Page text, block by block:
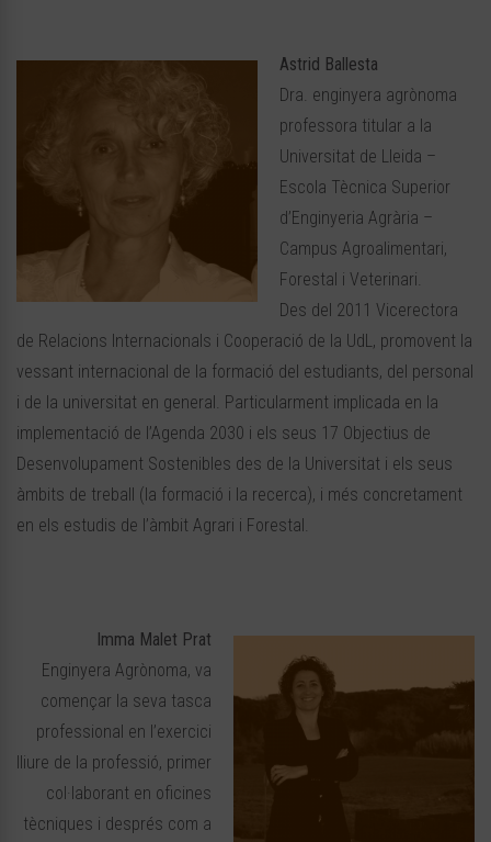
Astrid Ballesta
Dra. enginyera agrònoma
professora titular a la
Universitat de Lleida –
Escola Tècnica Superior
d’Enginyeria Agrària –
Campus Agroalimentari,
Forestal i Veterinari.
Des del 2011 Vicerectora
de Relacions Internacionals i Cooperació de la UdL, promovent la
vessant internacional de la formació del estudiants, del personal
i de la universitat en general. Particularment implicada en la
implementació de l’Agenda 2030 i els seus 17 Objectius de
Desenvolupament Sostenibles des de la Universitat i els seus
àmbits de treball (la formació i la recerca), i més concretament
en els estudis de l’àmbit Agrari i Forestal.
Imma Malet Prat
Enginyera Agrònoma, va
començar la seva tasca
professional en l’exercici
lliure de la professió, primer
col·laborant en oficines
tècniques i després com a